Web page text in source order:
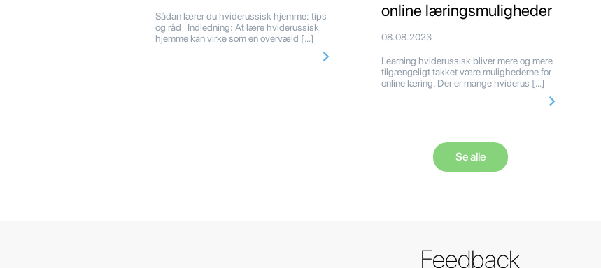
Sådan lærer du hviderussisk hjemme: tips
og råd Indledning: At lære hviderussisk
hjemme kan virke som en overvæld […]
online læringsmuligheder
08.08.2023
Learning hviderussisk bliver mere og mere
tilgængeligt takket være mulighederne for
online læring. Der er mange hviderus […]
Se alle
Feedback